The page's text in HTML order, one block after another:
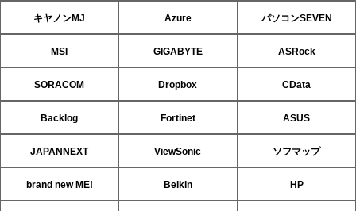
キヤノンMJ Azure パソコンSEVEN
MSI GIGABYTE ASRock
SORACOM Dropbox CData
Backlog Fortinet ASUS
JAPANNEXT ViewSonic ソフマップ
brand new ME! Belkin HP